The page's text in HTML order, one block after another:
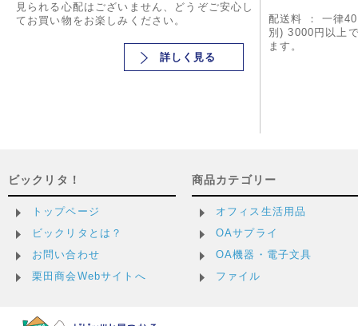
見られる心配はございません、どうぞご安心し
てお買い物をお楽しみください。
詳しく見る
配送料 ： 一律
別) 3000円以上
ます。
ビックリタ！
トップページ
ビックリタとは？
お問い合わせ
栗田商会Webサイトへ
商品カテゴリー
オフィス生活用品
OAサプライ
OA機器・電子文具
ファイル